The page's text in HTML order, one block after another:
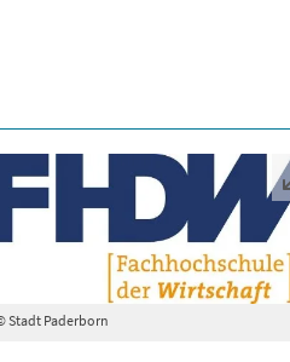
Stadt Paderborn